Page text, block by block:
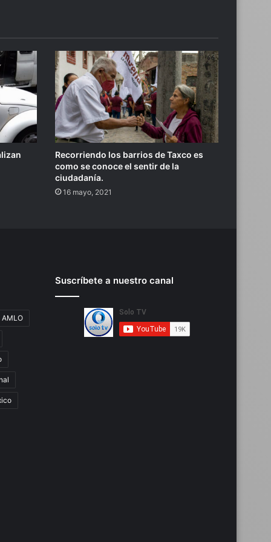
Recorriendo los barrios de Taxco es
como se conoce el sentir de la
ciudadanía.
16 mayo, 2021
AMLO
Suscríbete a nuestro canal